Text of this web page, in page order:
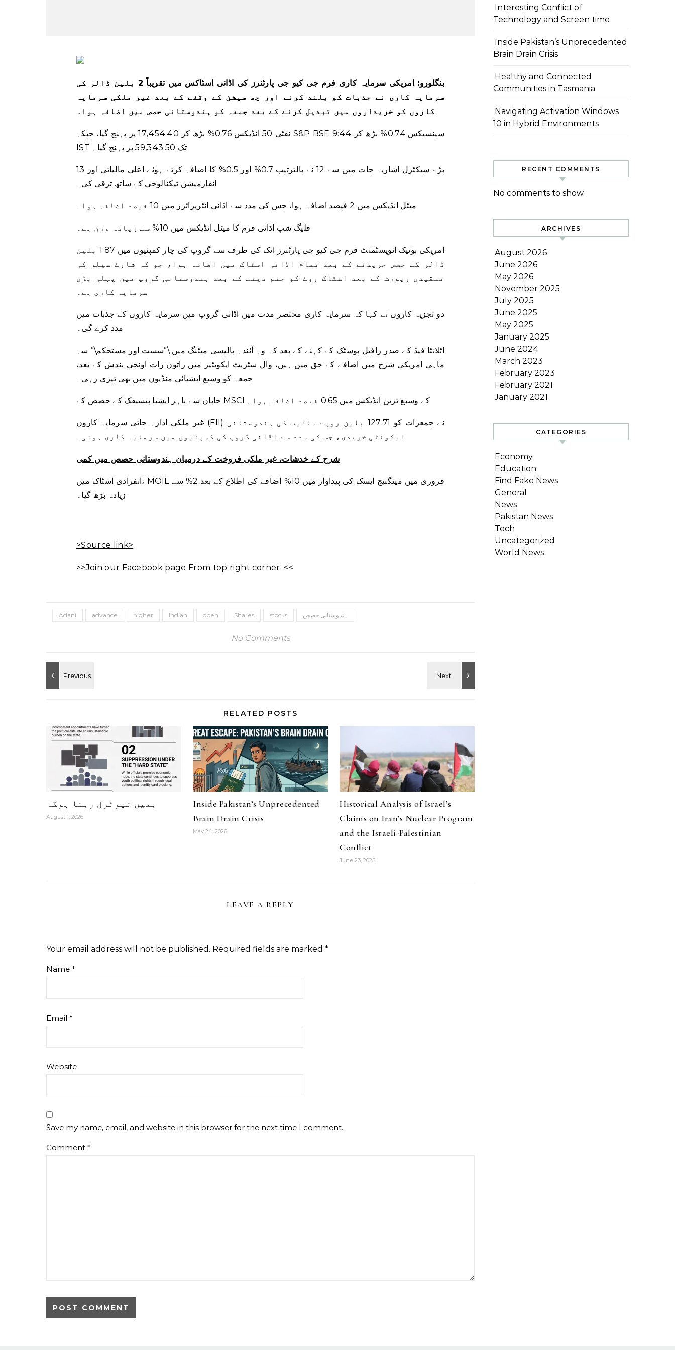
بنگلورو: امریکی سرمایہ کاری فرم جی کیو جی پارٹنرز کی اڈانی اسٹاکس میں تقریباً 2 بلین ڈالر کی
سرمایہ کاری نے جذبات کو بلند کرنے اور چھ سیشن کے وقفے کے بعد غیر ملکی سرمایہ
کاروں کو خریداروں میں تبدیل کرنے کے بعد جمعہ کو ہندوستانی حصص میں اضافہ ہوا۔
نفٹی 50 انڈیکس 0.76% بڑھ کر 17,454.40 پر پہنچ گیا، جبکہ S&P BSE سینسیکس 0.74% بڑھ کر 9:44
IST تک 59,343.50 پر پہنچ گیا۔
13 بڑے سیکٹرل اشاریہ جات میں سے 12 نے بالترتیب 0.7% اور 0.5% کا اضافہ کرتے ہوئے اعلی مالیاتی اور
انفارمیشن ٹیکنالوجی کے ساتھ ترقی کی۔
میٹل انڈیکس میں 2 فیصد اضافہ ہوا، جس کی مدد سے اڈانی انٹرپرائزز میں 10 فیصد اضافہ ہوا۔
فلیگ شپ اڈانی فرم کا میٹل انڈیکس میں 10% سے زیادہ وزن ہے۔
امریکی بوتیک انویسٹمنٹ فرم جی کیو جی پارٹنرز انک کی طرف سے گروپ کی چار کمپنیوں میں 1.87 بلین
ڈالر کے حصص خریدنے کے بعد تمام اڈانی اسٹاک میں اضافہ ہوا، جو کہ شارٹ سیلر کی
تنقیدی رپورٹ کے بعد اسٹاک روٹ کو جنم دینے کے بعد ہندوستانی گروپ میں پہلی بڑی
سرمایہ کاری ہے۔
دو تجزیہ کاروں نے کہا کہ سرمایہ کاری مختصر مدت میں اڈانی گروپ میں سرمایہ کاروں کے جذبات میں
مدد کرے گی۔
اٹلانٹا فیڈ کے صدر رافیل بوسٹک کے کہنے کے بعد کہ وہ آئندہ پالیسی میٹنگ میں \”سست اور مستحکم\” سہ
ماہی امریکی شرح میں اضافے کے حق میں ہیں، وال سٹریٹ ایکویٹیز میں راتوں رات اونچی بندش کے بعد،
جمعہ کو وسیع ایشیائی منڈیوں میں بھی تیزی رہی۔
جاپان سے باہر ایشیا پیسیفک کے حصص کے MSCI کے وسیع ترین انڈیکس میں 0.65 فیصد اضافہ ہوا۔
غیر ملکی ادارہ جاتی سرمایہ کاروں (FII) نے جمعرات کو 127.71 بلین روپے مالیت کی ہندوستانی
ایکوئٹی خریدی، جس کی مدد سے اڈانی گروپ کی کمپنیوں میں سرمایہ کاری ہوئی۔
شرح کے خدشات، غیر ملکی فروخت کے درمیان ہندوستانی حصص میں کمی
انفرادی اسٹاک میں، MOIL فروری میں مینگنیج ایسک کی پیداوار میں 10% اضافے کی اطلاع کے بعد 2% سے
زیادہ بڑھ گیا۔
>Source link>
>>Join our Facebook page From top right corner. <<
Adani advance higher Indian open Shares stocks ہندوستانی حصص
No Comments
RELATED POSTS
ہمیں نیوٹرل رہنا ہوگا
August 1, 2026
Inside Pakistan’s Unprecedented
Brain Drain Crisis
May 24, 2026
Historical Analysis of Israel’s
Claims on Iran’s Nuclear Program
and the Israeli-Palestinian
Conflict
June 23, 2025
LEAVE A REPLY
Your email address will not be published. Required fields are marked *
Name *
Email *
Website
Save my name, email, and website in this browser for the next time I comment.
Comment *
Interesting Conflict of
Technology and Screen time
Inside Pakistan’s Unprecedented
Brain Drain Crisis
Healthy and Connected
Communities in Tasmania
Navigating Activation Windows
10 in Hybrid Environments
RECENT COMMENTS
No comments to show.
ARCHIVES
August 2026
June 2026
May 2026
November 2025
July 2025
June 2025
May 2025
January 2025
June 2024
March 2023
February 2023
February 2021
January 2021
CATEGORIES
Economy
Education
Find Fake News
General
News
Pakistan News
Tech
Uncategorized
World News